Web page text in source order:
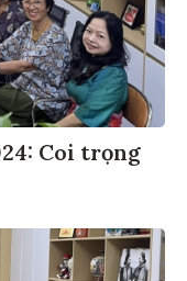
Coi trọng